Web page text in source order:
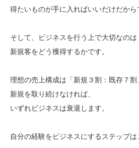
得たいものが手に入ればいいだけだから
そして、ビジネスを行う上で大切なのは
新規客をどう獲得するかです。
理想の売上構成は「新規３割：既存７割
新規を取り続けなければ、
いずれビジネスは衰退します。
自分の経験をビジネスにするステップは